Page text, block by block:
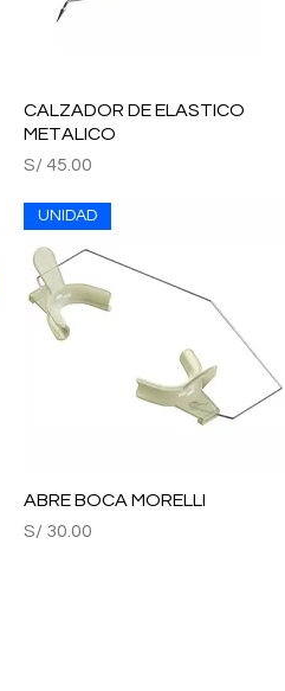
Vista rápida
CALZADOR DE ELASTICO
METALICO
Precio
S/ 45.00
Vista rápida
UNIDAD
ABRE BOCA MORELLI
Precio
S/ 30.00